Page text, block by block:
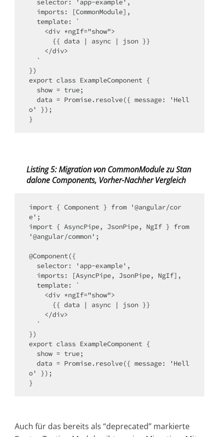
})
export class ExampleComponent {
o' });
Listing 5: Migration von CommonModule zu Stan
dalone Components, Vorher-Nachher Vergleich
import { Component } from '@angular/cor
e';
import { AsyncPipe, JsonPipe, NgIf } from
'@angular/common';
@Component({
})
export class ExampleComponent {
o' });
Auch für das bereits als “deprecated” markierte